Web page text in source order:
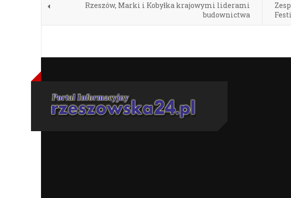
Rzeszów, Marki i Kobyłka krajowymi liderami
budownictwa